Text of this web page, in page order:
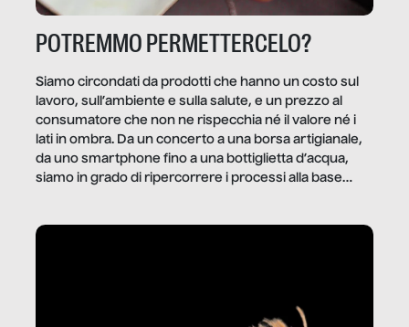
POTREMMO PERMETTERCELO?
Siamo circondati da prodotti che hanno un costo sul
lavoro, sull’ambiente e sulla salute, e un prezzo al
consumatore che non ne rispecchia né il valore né i
lati in ombra. Da un concerto a una borsa artigianale,
da uno smartphone fino a una bottiglietta d’acqua,
siamo in grado di ripercorrere i processi alla base
dietro gli oggetti e i servizi che fanno la nostra vita